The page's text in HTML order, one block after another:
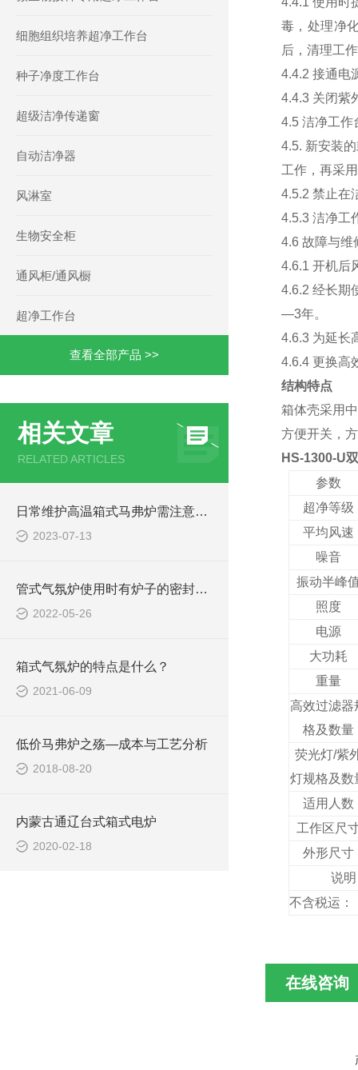
细胞组织培养超净工作台
种子净度工作台
超级洁净传递窗
自动洁净器
风淋室
生物安全柜
通风柜/通风橱
超净工作台
查看全部产品 >>
相关文章
RELATED ARTICLES
日常维护高温箱式马弗炉需注意哪些事项
2023-07-13
管式气氛炉使用时有炉子的密封性、炉内气氛控制的性能特点
2022-05-26
箱式气氛炉的特点是什么？
2021-06-09
低价马弗炉之殇—成本与工艺分析
2018-08-20
内蒙古通辽台式箱式电炉
2020-02-18
毒，处理净
后，清理工
4.4.2 接通电
4.4.3 关闭紫
4.5 洁净工作
4.5. 新安装
工作，再采
4.5.2 禁止在
4.5.3 洁净工
4.6 故障与维
4.6.1 开机后
4.6.2 经长期
—3年。
4.6.3 为延长
4.6.4 更换高
结构特点
箱体壳采用
方便开关，
HS-1300-U
参数
超净等级
平均风速
噪音
振动半峰
照度
电源
大功耗
重量
高效过滤器
格及数量
荧光灯/紫
灯规格及数
适用人数
工作区尺
外形尺寸
说
不含
在线咨询